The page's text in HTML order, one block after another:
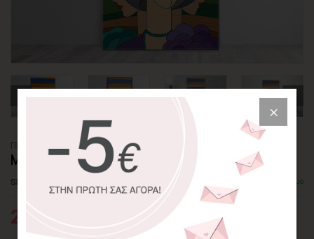
ΠΙΝΑΚΑΣ ΚΑΜΒΑΣ
ΜΟΝΤΕΡΝΕΣ ΓΥΝΑΙΚΕΣ ΣΕ ΓΕΩΜΕΤΡΙΚΟ ΣΧΕΔΙΟ
SKU: CVPS-125-P Διαθέσιμο
27,95€